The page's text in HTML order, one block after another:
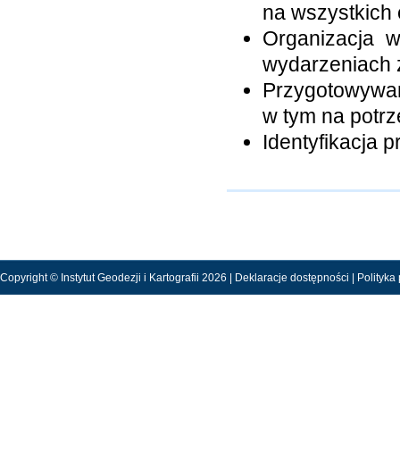
na wszystkich
Organizacja
wydarzeniach
w tym na
Identyfikacja
Copyright © Instytut Geodezji i Kartografii 2026 | Deklaracje dostępności Polityka